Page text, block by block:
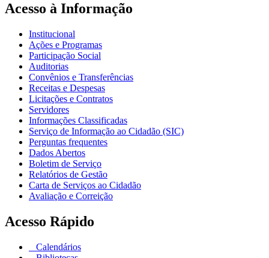
Acesso à Informação
Institucional
Ações e Programas
Participação Social
Auditorias
Convênios e Transferências
Receitas e Despesas
Licitações e Contratos
Servidores
Informações Classificadas
Serviço de Informação ao Cidadão (SIC)
Perguntas frequentes
Dados Abertos
Boletim de Serviço
Relatórios de Gestão
Carta de Serviços ao Cidadão
Avaliação e Correição
Acesso Rápido
Calendários